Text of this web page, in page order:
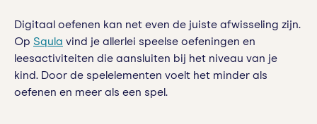
Digitaal oefenen kan net even de juiste afwisseling zijn.
Op Squla vind je allerlei speelse oefeningen en
leesactiviteiten die aansluiten bij het niveau van je
kind. Door de spelelementen voelt het minder als
oefenen en meer als een spel.